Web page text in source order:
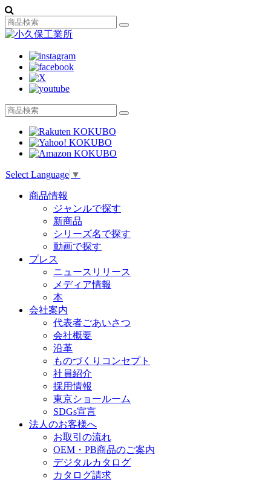
Select Language ▼
商品情報
ジャンルで探す
新商品
シリーズ名で探す
動画で探す
プレス
ニュースリリース
メディア情報
本
会社案内
代表者ごあいさつ
会社概要
沿革
ものづくりコンセプト
社員紹介
採用情報
東京ショールーム
SDGs宣言
法人のお客様へ
お取引の流れ
OEM・PB商品のご案内
デジタルカタログ
カタログ請求